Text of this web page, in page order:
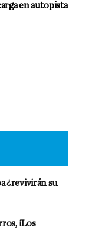
en autopista
¿revivirán su
¡Los